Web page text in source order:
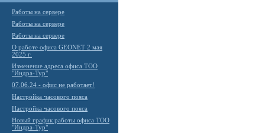
Работы на сервере
Работы на сервере
Работы на сервере
О работе офиса GEONET 2 мая
2025 г.
Изменение адреса офиса ТОО
"Индра-Тур"
07.06.24 - офис не работает!
Настройка часового пояса
Настройка часового пояса
Новый график работы офиса ТОО
"Индра-Тур"